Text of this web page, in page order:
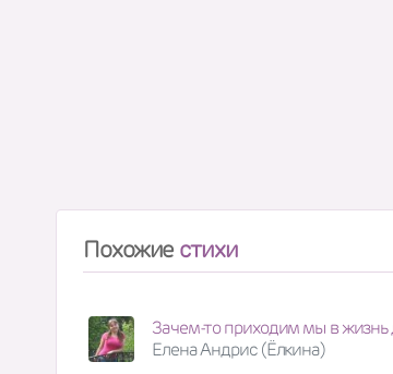
Похожие стихи
Елена Андрис (Ёлкина)